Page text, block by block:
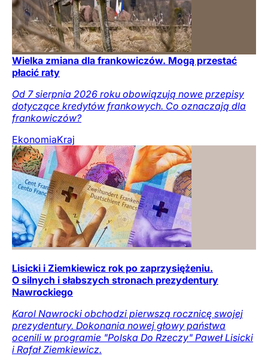
Wielka zmiana dla frankowiczów. Mogą przestać
płacić raty
Od 7 sierpnia 2026 roku obowiązują nowe przepisy
dotyczące kredytów frankowych. Co oznaczają dla
frankowiczów?
EkonomiaKraj
Lisicki i Ziemkiewicz rok po zaprzysiężeniu.
O silnych i słabszych stronach prezydentury
Nawrockiego
Karol Nawrocki obchodzi pierwszą rocznicę swojej
prezydentury. Dokonania nowej głowy państwa
ocenili w programie "Polska Do Rzeczy" Paweł Lisicki
i Rafał Ziemkiewicz.